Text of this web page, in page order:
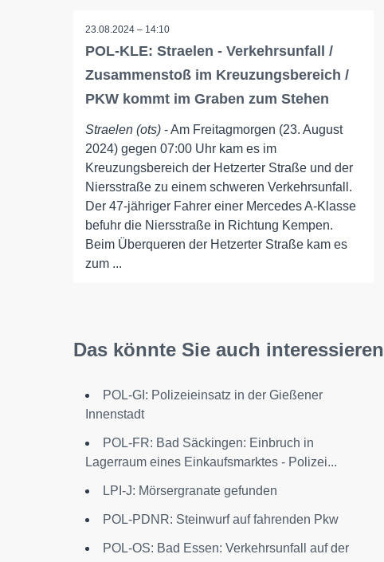
23.08.2024 – 14:10
POL-KLE: Straelen - Verkehrsunfall /
Zusammenstoß im Kreuzungsbereich /
PKW kommt im Graben zum Stehen
Straelen (ots) - Am Freitagmorgen (23. August
2024) gegen 07:00 Uhr kam es im
Kreuzungsbereich der Hetzerter Straße und der
Niersstraße zu einem schweren Verkehrsunfall.
Der 47-jähriger Fahrer einer Mercedes A-Klasse
befuhr die Niersstraße in Richtung Kempen.
Beim Überqueren der Hetzerter Straße kam es
zum ...
Das könnte Sie auch interessieren
POL-GI: Polizeieinsatz in der Gießener
Innenstadt
POL-FR: Bad Säckingen: Einbruch in
Lagerraum eines Einkaufsmarktes - Polizei...
LPI-J: Mörsergranate gefunden
POL-PDNR: Steinwurf auf fahrenden Pkw
POL-OS: Bad Essen: Verkehrsunfall auf der